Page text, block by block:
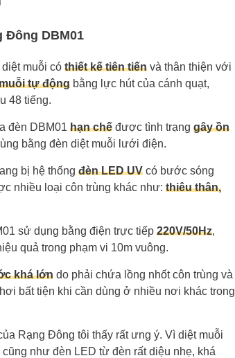
Đông DBM01
muỗi có thiết kế tiên tiến và thân thiện với
tự động bằng lực hút của cánh quạt,
48 tiếng.
đèn DBM01 hạn chế được tình trạng gây ồn
bằng đèn diệt muỗi lưới điện.
bị hệ thống đèn LED UV có bước sóng
nhiều loại côn trùng khác như: thiêu thân,
sử dụng bằng điện trực tiếp 220V/50Hz,
quả trong phạm vi 10m vuông.
khá lớn do phải chứa lồng nhốt côn trùng và
bất tiện khi cần dùng ở nhiều nơi khác trong
Rạng Đông tôi thấy rất ưng ý. Vì diệt muỗi
như đèn LED từ đèn rất diệu nhẹ, khá